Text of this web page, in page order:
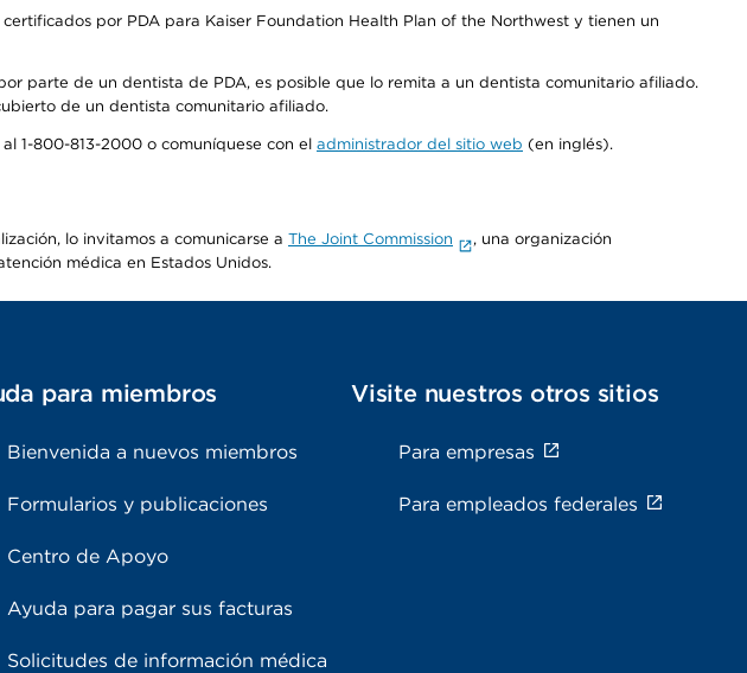
por PDA para Kaiser Foundation Health Plan of the Northwest y tienen un
parte de un dentista de PDA, es posible que lo remita a un dentista comunitario afiliado.
de un dentista comunitario afiliado.
1-800-813-2000 o comuníquese con el administrador del sitio web (en inglés).
lo invitamos a comunicarse a The Joint Commission
, una organización
médica en Estados Unidos.
para miembros
Bienvenida a nuevos miembros
Formularios y publicaciones
Centro de Apoyo
Ayuda para pagar sus facturas
Solicitudes de información médica
Visite nuestros otros sitios
Para empresas
Para empleados federales